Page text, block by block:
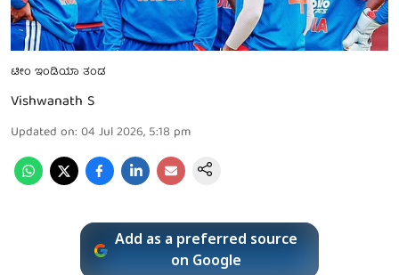
ಟೀಂ ಇಂಡಿಯಾ ತಂಡ
Vishwanath S
Updated on: 04 Jul 2026, 5:18 pm
Add as a preferred source
on Google